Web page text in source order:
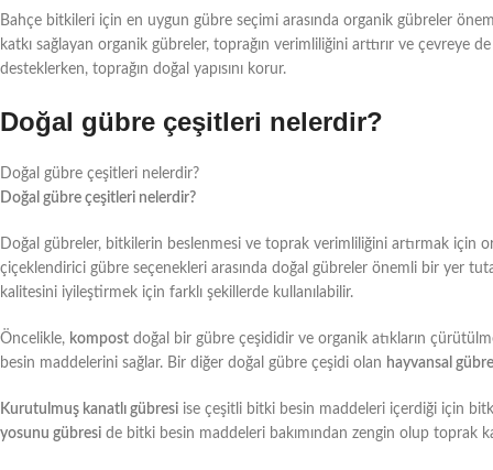
Bahçe bitkileri için en uygun gübre seçimi arasında organik gübreler
katkı sağlayan organik gübreler, toprağın verimliliğini arttırır ve çevreye
desteklerken, toprağın doğal yapısını korur.
Doğal gübre çeşitleri nelerdir?
Doğal gübre çeşitleri nelerdir?
Doğal gübre çeşitleri nelerdir?
Doğal gübreler, bitkilerin beslenmesi ve toprak verimliliğini artırmak için
çiçeklendirici gübre seçenekleri arasında doğal gübreler önemli bir yer
kalitesini iyileştirmek için farklı şekillerde kullanılabilir.
Öncelikle, kompost doğal bir gübre çeşididir ve organik atıkların
besin maddelerini sağlar. Bir diğer doğal gübre çeşidi olan hayvansal
Kurutulmuş kanatlı gübresi ise çeşitli bitki besin maddeleri içerdiği için
yosunu gübresi de bitki besin maddeleri bakımından zengin olup toprak